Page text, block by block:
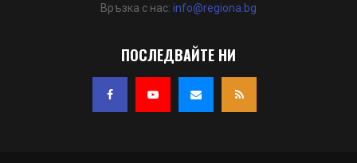
Връзка с нас: info@regiona.bg
ПОСЛЕДВАЙТЕ НИ